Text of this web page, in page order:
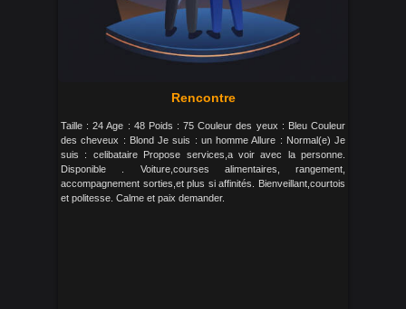
Rencontre
Taille : 24 Age : 48 Poids : 75 Couleur des yeux : Bleu Couleur
des cheveux : Blond Je suis : un homme Allure : Normal(e) Je
suis : celibataire Propose services,a voir avec la personne.
Disponible . Voiture,courses alimentaires, rangement,
accompagnement sorties,et plus si affinités. Bienveillant,courtois
et politesse. Calme et paix demander.